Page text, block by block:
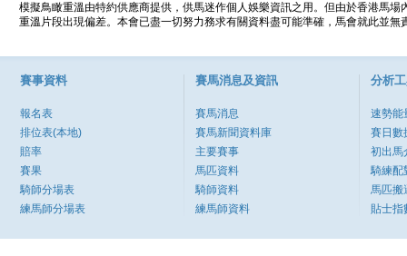
模擬鳥瞰重溫由特約供應商提供，供馬迷作個人娛樂資訊之用。但由於香港馬
重溫片段出現偏差。本會已盡一切努力務求有關資料盡可能準確，馬會就此並
賽事資料
報名表
排位表(本地)
賠率
賽果
騎師分場表
練馬師分場表
賽馬消息及資訊
賽馬消息
賽馬新聞資料庫
主要賽事
馬匹資料
騎師資料
練馬師資料
分析
速勢能
賽日數
初出馬
騎練配
馬匹搬
貼士指